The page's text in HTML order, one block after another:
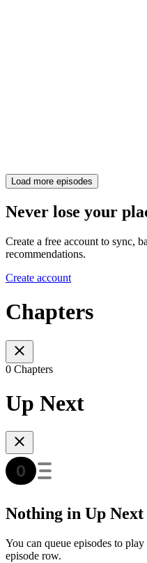
Load more episodes
Never lose your
Create a free account to sync,
recommendations.
Create account
Chapters
0 Chapters
Up Next
Nothing in Up Next
You can queue episodes to
episode row.